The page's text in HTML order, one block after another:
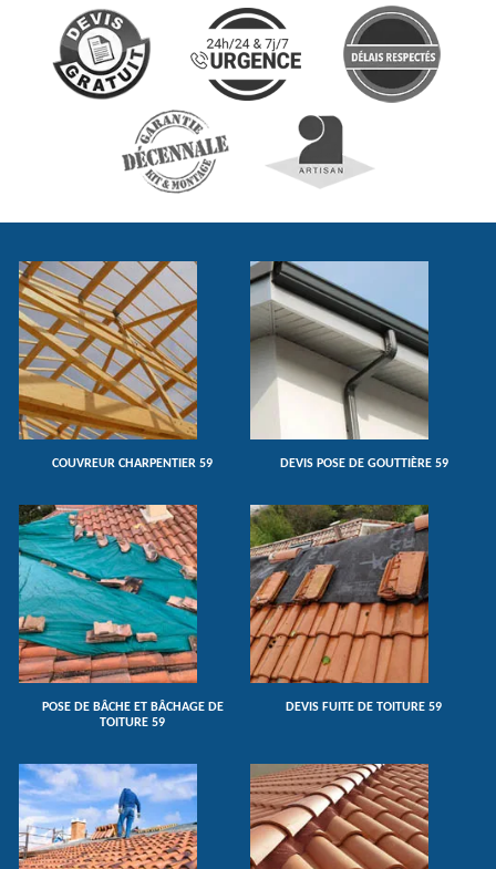
COUVREUR CHARPENTIER 59 DEVIS POSE DE GOUTTIÈRE 59
POSE DE BÂCHE ET BÂCHAGE DE
TOITURE 59
DEVIS FUITE DE TOITURE 59